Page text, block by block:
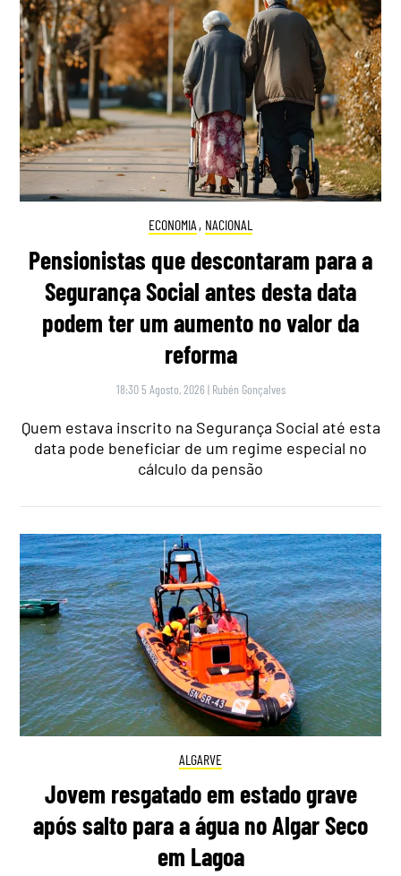
ECONOMIA , NACIONAL
Pensionistas que descontaram para a
Segurança Social antes desta data
podem ter um aumento no valor da
reforma
18:30 5 Agosto, 2026 | Rubén Gonçalves
Quem estava inscrito na Segurança Social até esta
data pode beneficiar de um regime especial no
cálculo da pensão
ALGARVE
Jovem resgatado em estado grave
após salto para a água no Algar Seco
em Lagoa